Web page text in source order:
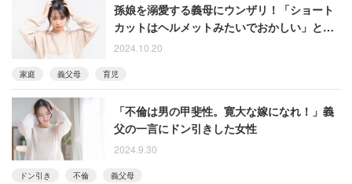
孫娘を溺愛する義母にウンザリ！「ショート
カットはヘルメットみたいでおかしい」と髪
型まで口出し
2024.10.20
家庭 義父母 育児
「不倫は男の甲斐性。寛大な嫁になれ！」義
父の一言にドン引きした女性
2024.9.30
ドン引き 不倫 義父母